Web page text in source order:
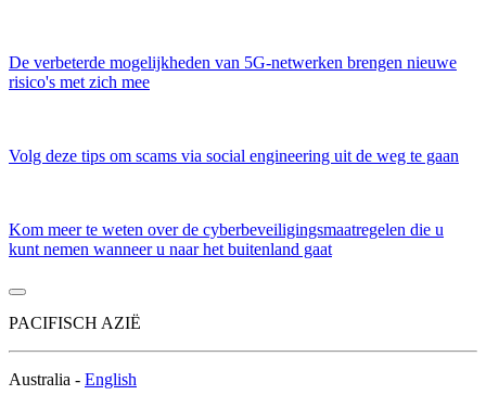
De verbeterde mogelijkheden van 5G-netwerken brengen nieuwe
risico's met zich mee
Volg deze tips om scams via social engineering uit de weg te gaan
Kom meer te weten over de cyberbeveiligingsmaatregelen die u
kunt nemen wanneer u naar het buitenland gaat
PACIFISCH AZIË
Australia - English